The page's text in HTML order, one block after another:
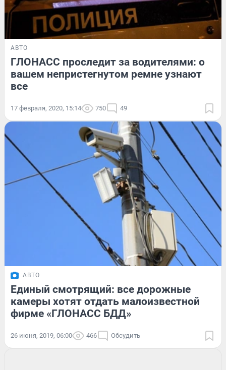
АВТО
ГЛОНАСС проследит за водителями: о
вашем непристегнутом ремне узнают
все
17 февраля, 2020, 15:14 750 49
АВТО
Единый смотрящий: все дорожные
камеры хотят отдать малоизвестной
фирме «ГЛОНАСС БДД»
26 июня, 2019, 06:00 466 Обсудить